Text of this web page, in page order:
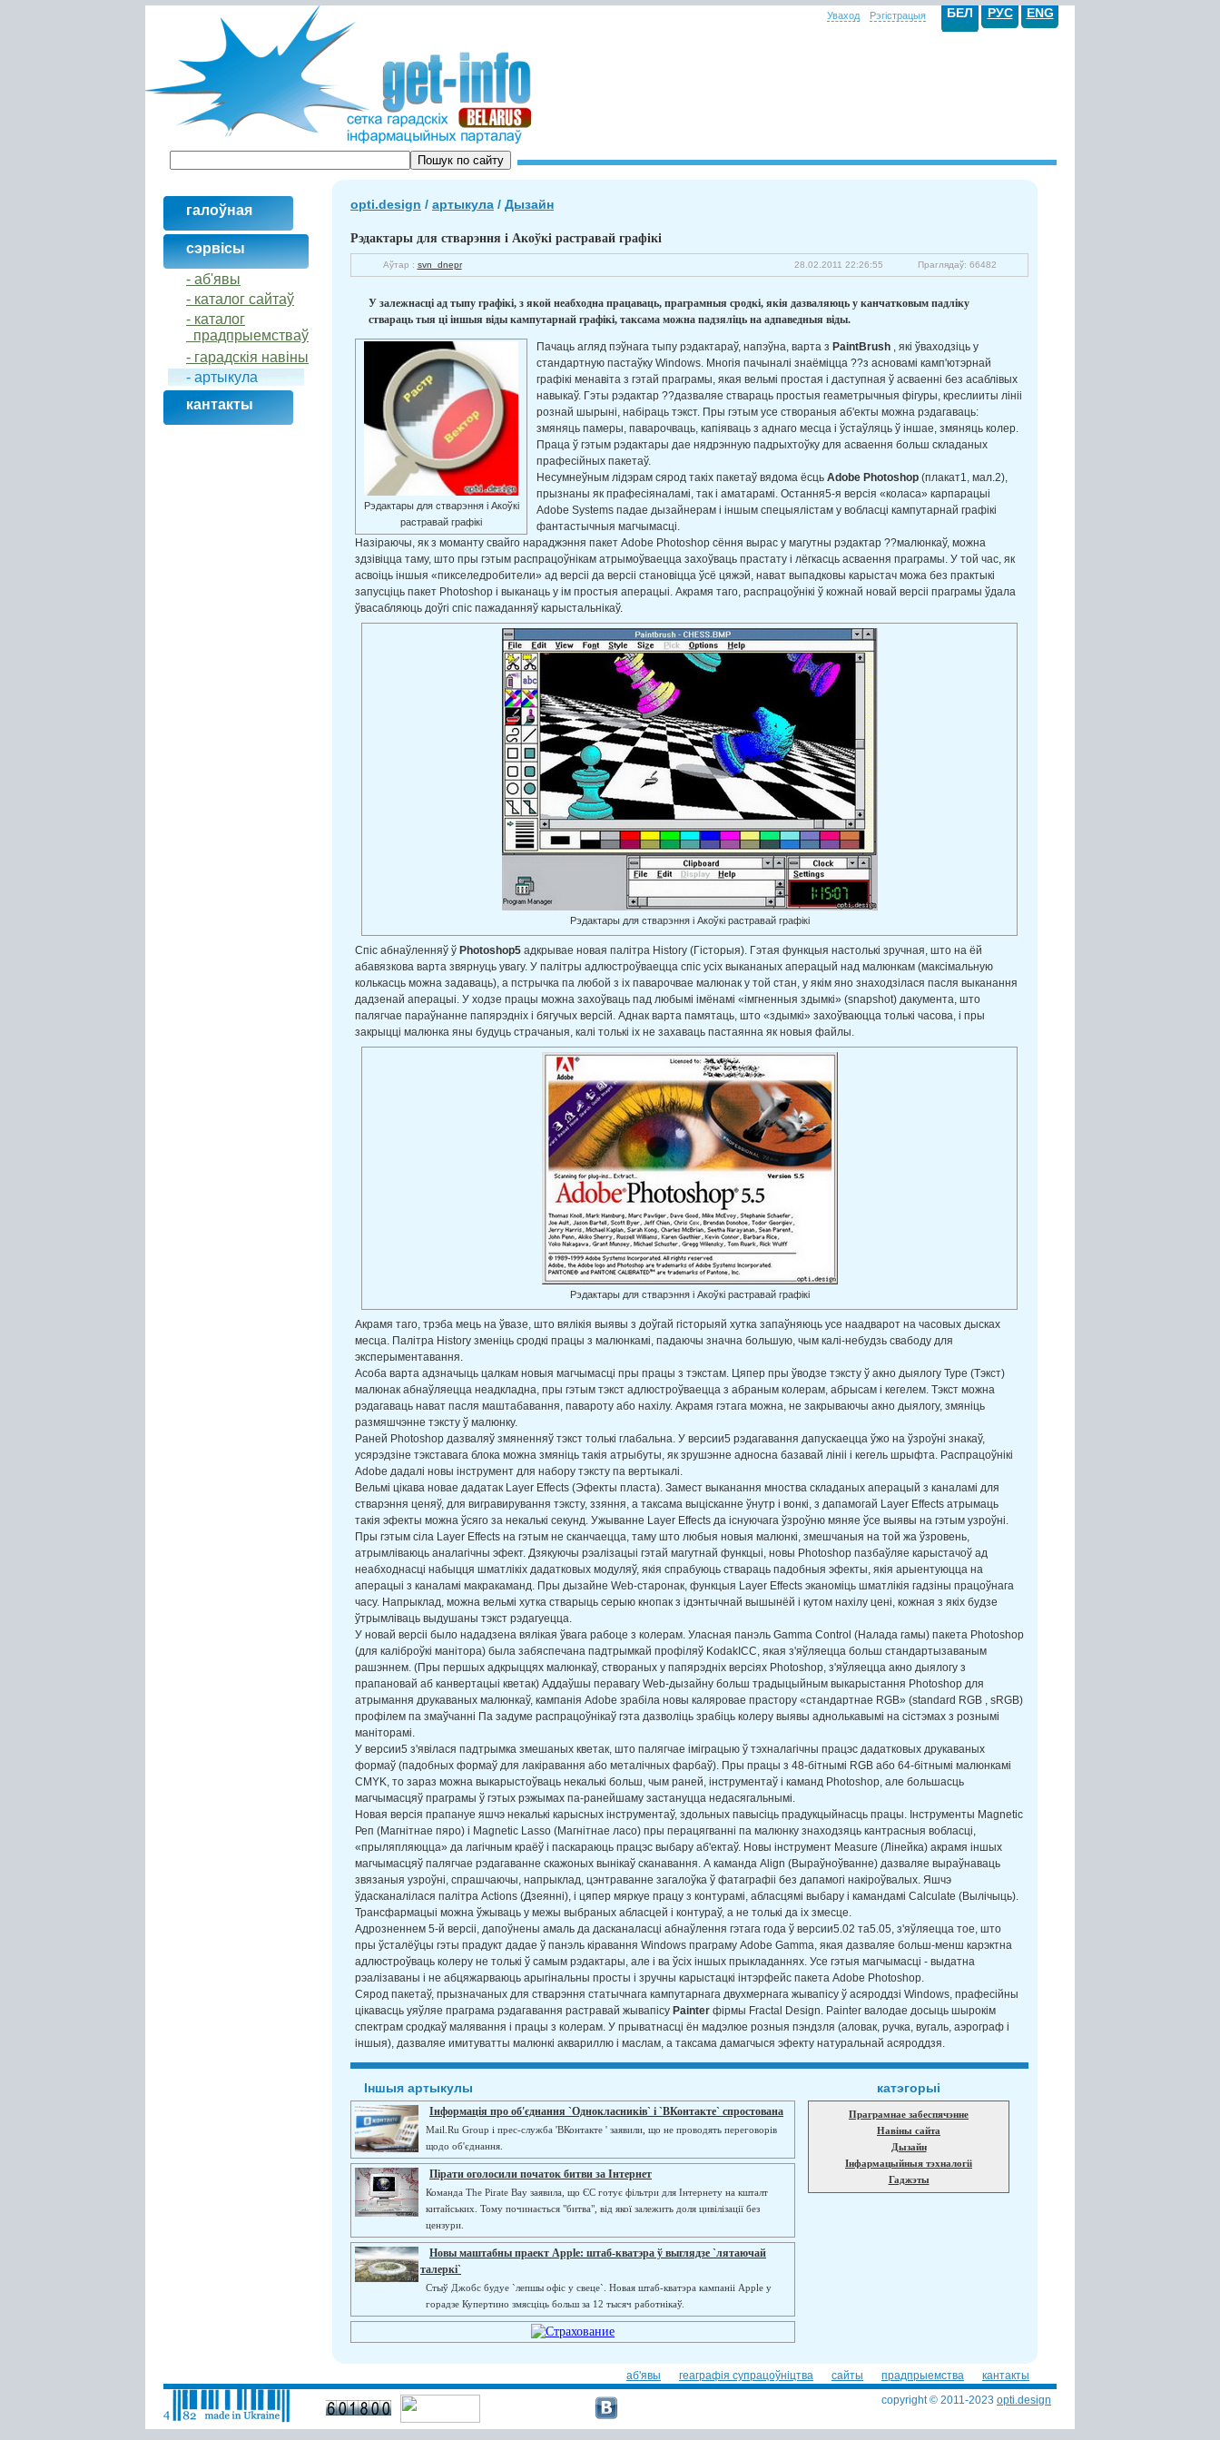
БЕЛ РУС ENG
Уваход Рэгістрацыя
галоўная
сэрвісы
- аб'явы
- каталог сайтаў
- кaталог
прадпрыемстваў
- гарадскія навіны
- артыкула
кантакты
opti.design / артыкула / Дызайн
Рэдактары для стварэння і Акоўкі растравай графікі
Аўтар : svn_dnepr Праглядаў: 66482
28.02.2011 22:26:55
У залежнасці ад тыпу графікі, з якой неабходна працаваць, праграмныя сродкі, якія дазваляюць у канчатковым падліку
ствараць тыя ці іншыя віды кампутарнай графікі, таксама можна падзяліць на адпаведныя віды.
Рэдактары для стварэння і Акоўкі
растравай графікі
Пачаць агляд пэўнага тыпу рэдактараў, напэўна, варта з PaintBrush , які ўваходзіць у
стандартную пастаўку Windows. Многія пачыналі знаёміцца ??з асновамі камп'ютэрнай
графікі менавіта з гэтай праграмы, якая вельмі простая і даступная ў асваенні без асаблівых
навыкаў. Гэты рэдактар ??дазваляе ствараць простыя геаметрычныя фігуры, креслииты лініі
рознай шырыні, набіраць тэкст. Пры гэтым усе створаныя аб'екты можна рэдагаваць:
змяняць памеры, паварочваць, капіяваць з аднаго месца і ўстаўляць ў іншае, змяняць колер.
Праца ў гэтым рэдактары дае нядрэнную падрыхтоўку для асваення больш складаных
прафесійных пакетаў.
Несумнеўным лідэрам сярод такіх пакетаў вядома ёсць Adobe Photoshop (плакат1, мал.2),
прызнаны як прафесіяналамі, так і аматарамі. Остання5-я версія «коласа» карпарацыі
Adobe Systems падае дызайнерам і іншым спецыялістам у вобласці кампутарнай графікі
фантастычныя магчымасці.
Назіраючы, як з моманту свайго нараджэння пакет Adobe Photoshop сёння вырас у магутны рэдактар ??малюнкаў, можна
здзівіцца таму, што пры гэтым распрацоўнікам атрымоўваецца захоўваць прастату і лёгкасць асваення праграмы. У той час, як
асвоіць іншыя «пикселедробители» ад версіі да версіі становіцца ўсё цяжэй, нават выпадковы карыстач можа без практыкі
запусціць пакет Photoshop і выканаць у ім простыя аперацыі. Акрамя таго, распрацоўнікі ў кожнай новай версіі праграмы ўдала
ўвасабляюць доўгі спіс пажаданняў карыстальнікаў.
Рэдактары для стварэння і Акоўкі растравай графікі
Спіс абнаўленняў ў Photoshop5 адкрывае новая палітра History (Гісторыя). Гэтая функцыя настолькі зручная, што на ёй
абавязкова варта звярнуць увагу. У палітры адлюстроўваецца спіс усіх выкананых аперацый над малюнкам (максімальную
колькасць можна задаваць), а пстрычка па любой з іх паварочвае малюнак у той стан, у якім яно знаходзілася пасля выканання
дадзенай аперацыі. У ходзе працы можна захоўваць пад любымі імёнамі «імгненныя здымкі» (snapshot) дакумента, што
палягчае параўнанне папярэдніх і бягучых версій. Аднак варта памятаць, што «здымкі» захоўваюцца толькі часова, і пры
закрыцці малюнка яны будуць страчаныя, калі толькі іх не захаваць пастаянна як новыя файлы.
Рэдактары для стварэння і Акоўкі растравай графікі
Акрамя таго, трэба мець на ўвазе, што вялікія выявы з доўгай гісторыяй хутка запаўняюць усе наадварот на часовых дысках
месца. Палітра History зменіць сродкі працы з малюнкамі, падаючы значна большую, чым калі-небудзь свабоду для
эксперыментавання.
Асоба варта адзначыць цалкам новыя магчымасці пры працы з тэкстам. Цяпер пры ўводзе тэксту ў акно дыялогу Type (Тэкст)
малюнак абнаўляецца неадкладна, пры гэтым тэкст адлюстроўваецца з абраным колерам, абрысам і кегелем. Тэкст можна
рэдагаваць нават пасля маштабавання, павароту або нахілу. Акрамя гэтага можна, не закрываючы акно дыялогу, змяніць
размяшчэнне тэксту ў малюнку.
Раней Photoshop дазваляў змяненняў тэкст толькі глабальна. У версии5 рэдагавання дапускаецца ўжо на ўзроўні знакаў,
усярэдзіне тэкставага блока можна змяніць такія атрыбуты, як зрушэнне адносна базавай лініі і кегель шрыфта. Распрацоўнікі
Adobe дадалі новы інструмент для набору тэксту па вертыкалі.
Вельмі цікава новае дадатак Layer Effects (Эфекты пласта). Замест выканання мноства складаных аперацый з каналамі для
стварэння ценяў, для вигравирування тэксту, ззяння, а таксама выцісканне ўнутр і вонкі, з дапамогай Layer Effects атрымаць
такія эфекты можна ўсяго за некалькі секунд. Ужыванне Layer Effects да існуючага ўзроўню мяняе ўсе выявы на гэтым узроўні.
Пры гэтым сіла Layer Effects на гэтым не сканчаецца, таму што любыя новыя малюнкі, змешчаныя на той жа ўзровень,
атрымліваюць аналагічны эфект. Дзякуючы рэалізацыі гэтай магутнай функцыі, новы Photoshop пазбаўляе карыстачоў ад
неабходнасці набыцця шматлікіх дадатковых модуляў, якія спрабуюць ствараць падобныя эфекты, якія арыентуюцца на
аперацыі з каналамі макракаманд. Пры дызайне Web-старонак, функцыя Layer Effects эканоміць шматлікія гадзіны працоўнага
часу. Напрыклад, можна вельмі хутка стварыць серыю кнопак з ідэнтычнай вышынёй і кутом нахілу цені, кожная з якіх будзе
ўтрымліваць выдушаны тэкст рэдагуецца.
У новай версіі было нададзена вялікая ўвага рабоце з колерам. Уласная панэль Gamma Control (Налада гамы) пакета Photoshop
(для каліброўкі манітора) была забяспечана падтрымкай профіляў KodakICC, якая з'яўляецца больш стандартызаваным
рашэннем. (Пры першых адкрыццях малюнкаў, створаных у папярэдніх версіях Photoshop, з'яўляецца акно дыялогу з
прапановай аб канвертацыі кветак) Аддаўшы перавагу Web-дызайну больш традыцыйным выкарыстання Photoshop для
атрымання друкаваных малюнкаў, кампанія Adobe зрабіла новы каляровае прастору «стандартнае RGB» (standard RGB , sRGB)
профілем па змаўчанні Па задуме распрацоўнікаў гэта дазволіць зрабіць колеру выявы аднолькавымі на сістэмах з рознымі
маніторамі.
У версии5 з'явілася падтрымка змешаных кветак, што палягчае іміграцыю ў тэхналагічны працэс дадатковых друкаваных
формаў (падобных формаў для лакіравання або металічных фарбаў). Пры працы з 48-бітнымі RGB або 64-бітнымі малюнкамі
CMYK, то зараз можна выкарыстоўваць некалькі больш, чым раней, інструментаў і каманд Photoshop, але большасць
магчымасцяў праграмы ў гэтых рэжымах па-ранейшаму застануцца недасягальнымі.
Новая версія прапануе яшчэ некалькі карысных інструментаў, здольных павысіць прадукцыйнасць працы. Інструменты Magnetic
Реп (Магнітнае пяро) і Magnetic Lasso (Магнітнае ласо) пры перацягванні па малюнку знаходзяць кантрасныя вобласці,
«прыляпляюцца» да лагічным краёў і паскараюць працэс выбару аб'ектаў. Новы інструмент Measure (Лінейка) акрамя іншых
магчымасцяў палягчае рэдагаванне скажоных вынікаў сканавання. А каманда Align (Выраўноўванне) дазваляе выраўнаваць
звязаныя узроўні, спрашчаючы, напрыклад, цэнтраванне загалоўка ў фатаграфіі без дапамогі накіроўвалых. Яшчэ
ўдасканалілася палітра Actions (Дзеянні), і цяпер мяркуе працу з контурамі, абласцямі выбару і камандамі Calculate (Вылічыць).
Трансфармацыі можна ўжываць у межы выбраных абласцей і контураў, а не толькі да іх змесце.
Адрозненнем 5-й версіі, дапоўнены амаль да дасканаласці абнаўлення гэтага года ў версии5.02 та5.05, з'яўляецца тое, што
пры ўсталёўцы гэты прадукт дадае ў панэль кіравання Windows праграму Adobe Gamma, якая дазваляе больш-менш карэктна
адлюстроўваць колеру не толькі ў самым рэдактары, але і ва ўсіх іншых прыкладаннях. Усе гэтыя магчымасці - выдатна
рэалізаваны і не абцяжарваюць арыгінальны просты і зручны карыстацкі інтэрфейс пакета Adobe Photoshop.
Сярод пакетаў, прызначаных для стварэння статычнага кампутарнага двухмернага жывапісу ў асяроддзі Windows, прафесійны
цікавасць уяўляе праграма рэдагавання растравай жывапісу Painter фірмы Fractal Design. Painter валодае досыць шырокім
спектрам сродкаў малявання і працы з колерам. У прыватнасці ён мадэлюе розныя пэндзля (аловак, ручка, вугаль, аэрограф і
іншыя), дазваляе имитуватты малюнкі аквариллю і маслам, а таксама дамагчыся эфекту натуральнай асяроддзя.
Іншыя артыкулы
Інформація про об'єднання `Однокласників` і `ВКонтакте` спростована
Mail.Ru Group і прес-служба 'ВКонтакте ' заявили, що не проводять переговорів
щодо об'єднання.
Пірати оголосили початок битви за Інтернет
Команда The Pirate Bay заявила, що ЄС готує фільтри для Інтернету на кшталт
китайських. Тому починається "битва", від якої залежить доля цивілізації без
цензури.
Новы маштабны праект Apple: штаб-кватэра ў выглядзе `лятаючай
талеркі`
Стыў Джобс будуе `лепшы офіс у свеце`. Новая штаб-кватэра кампаніі Apple у
горадзе Купертино змясціць больш за 12 тысяч работнікаў.
катэгорыі
Праграмнае забеспячэнне
Навіны сайта
Дызайн
Інфармацыйныя тэхналогіі
Гаджэты
аб'явы геаграфія супрацоўніцтва сайты прадпрыемства
кантакты
copyright © 2011-2023 opti.design